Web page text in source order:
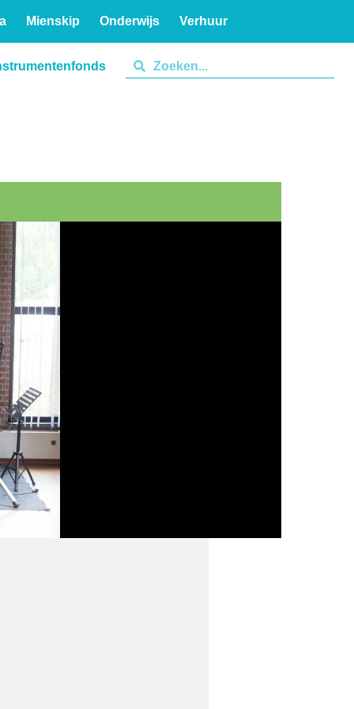
Mienskip Onderwijs Verhuur